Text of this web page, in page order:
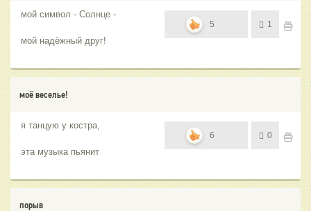
мой символ - Солнце -
мой надёжный друг!
5 1
моё веселье!
я танцую у костра,
эта музыка пьянит
6 0
порыв